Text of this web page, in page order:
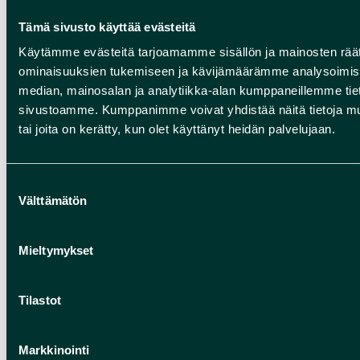
Tämä sivusto käyttää evästeitä
Käytämme evästeitä tarjoamamme sisällön ja mainosten
ominaisuuksien tukemiseen ja kävijämäärämme
median, mainosalan ja analytiikka-alan kumppaneillemme
sivustoamme. Kumppanimme voivat yhdistää näitä tietoja
tai joita on kerätty, kun olet käyttänyt heidän palvelujaan.
valinta
Välttämätön
Mieltymykset
Tilastot
Markkinointi
KUUTIO ILMAA
Kuutio ilmaa ist ein Umweltkunstwerk,
das sich auf dem Stadionhügel von
Rokua befindet.